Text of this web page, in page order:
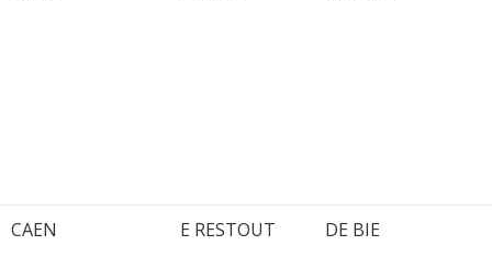
CAEN E RESTOUT DE BIE